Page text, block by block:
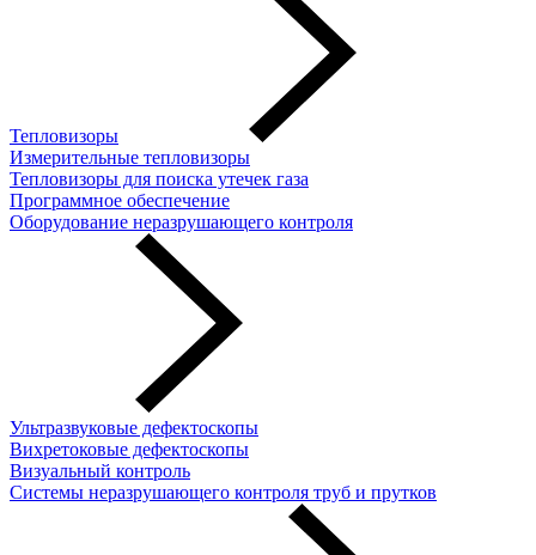
Тепловизоры
Измерительные тепловизоры
Тепловизоры для поиска утечек газа
Программное обеспечение
Оборудование неразрушающего контроля
Ультразвуковые дефектоскопы
Вихретоковые дефектоскопы
Визуальный контроль
Системы неразрушающего контроля труб и прутков